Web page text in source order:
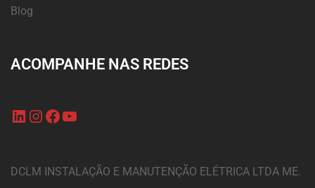
Blog
ACOMPANHE NAS REDES
DCLM INSTALAÇÃO E MANUTENÇÃO ELÉTRICA LTDA ME.